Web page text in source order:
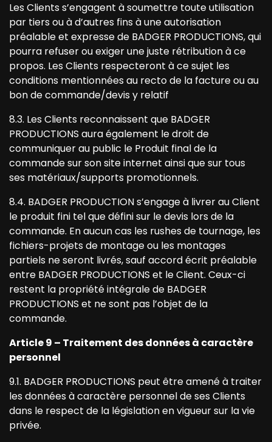
Les Clients s’engagent à soumettre toute utilisation
par tiers ou à d’autres fins à une autorisation
préalable et expresse de BADGER PRODUCTIONS, qui
pourra refuser ou exiger une juste rétribution à ce
propos. Les Clients respecteront à ce sujet les
conditions mentionnées au recto de la facture ou au
bon de commande/devis y relatif
8.3. Les Clients reconnaissent que BADGER
PRODUCTIONS aura également le droit de
communiquer au public le Produit final de la
commande sur son site internet ainsi que sur tous
ses matériaux/supports promotionnels.
8.4. BADGER PRODUCTION s’engage à livrer au Client
le produit fini tel que défini sur le devis lors de la
commande. En aucun cas les rushes de tournage, les
fichiers-projets de montage ou les montages
partiels ne seront livrés, sauf accord écrit préalable
entre BADGER PRODUCTIONS et le Client. Ceux-ci
restent la propriété intégrale de BADGER
PRODUCTIONS et ne sont pas l’objet de la
commande.
Article 9 – Traitement des données à caractère
personnel
9.1. BADGER PRODUCTIONS peut être amené à traiter
les données à caractère personnel de ses Clients
dans le respect de la législation en vigueur sur la vie
privée.